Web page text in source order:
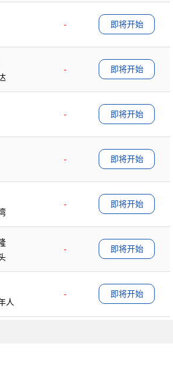
-
即将开始
-
即将开始
-
即将开始
-
即将开始
-
即将开始
-
即将开始
-
人
即将开始